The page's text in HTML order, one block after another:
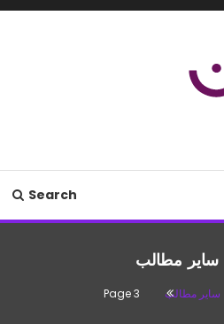
Search
سایر مطالب
سایر مطالب Page 3